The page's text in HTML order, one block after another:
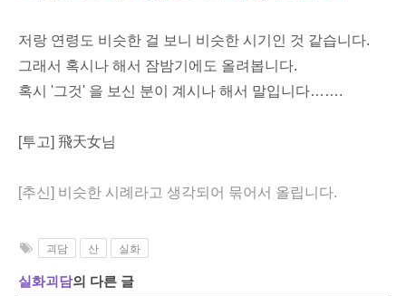
저랑 연령도 비슷한 걸 보니 비슷한 시기인 것 같습니다.
그래서 혹시나 해서 잠밤기에도 올려봅니다.
혹시 '그것' 을 보신 분이 계시나 해서 말입니다…….
[투고] 飛天女님
[추신] 비슷한 시례라고 생각되어 묶어서 올립니다.
괴담 산 실화
실화괴담의 다른 글